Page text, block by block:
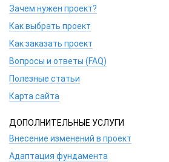
Зачем нужен проект?
Как выбрать проект
Как заказать проект
Вопросы и ответы (FAQ)
Полезные статьи
Карта сайта
ДОПОЛНИТЕЛЬНЫЕ УСЛУГИ
Внесение изменений в проект
Адаптация фундамента